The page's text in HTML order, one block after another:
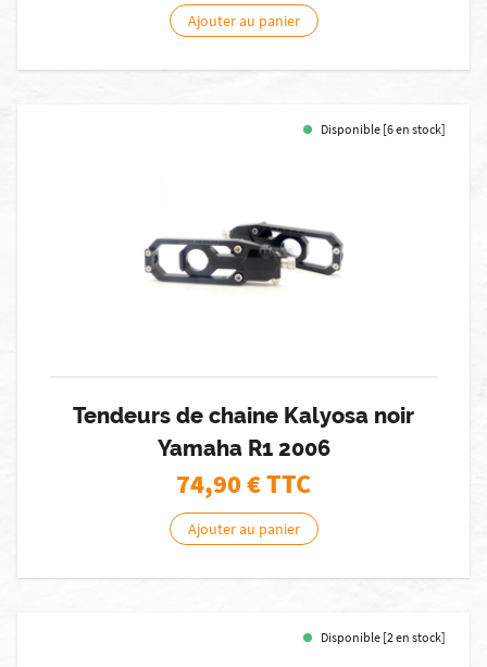
Ajouter au panier
Disponible [6 en stock]
Tendeurs de chaine Kalyosa noir
Yamaha R1 2006
74,90€ TTC
Ajouter au panier
Disponible [2 en stock]